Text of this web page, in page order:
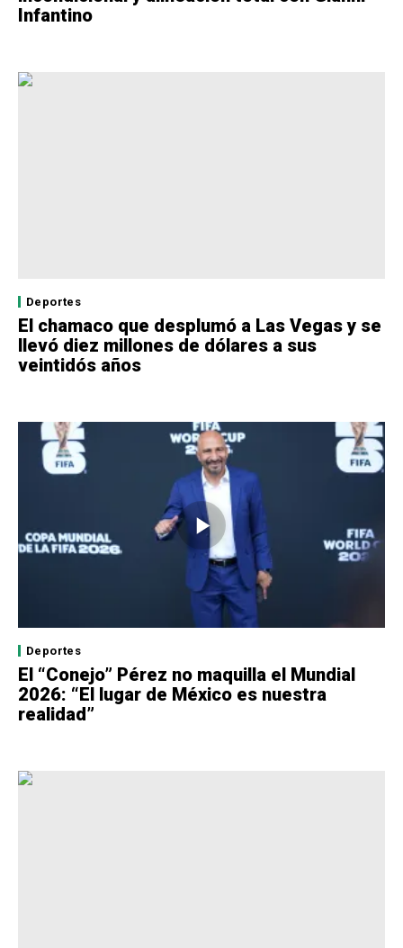
Infantino
Deportes
El chamaco que desplumó a Las Vegas y se
llevó diez millones de dólares a sus
veintidós años
Deportes
El “Conejo” Pérez no maquilla el Mundial
2026: “El lugar de México es nuestra
realidad”